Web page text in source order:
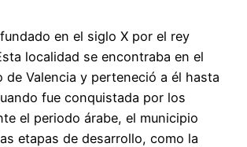
en el siglo X por el rey
localidad se encontraba en el
de Valencia y perteneció a él hasta
fue conquistada por los
el periodo árabe, el municipio
etapas de desarrollo, como la